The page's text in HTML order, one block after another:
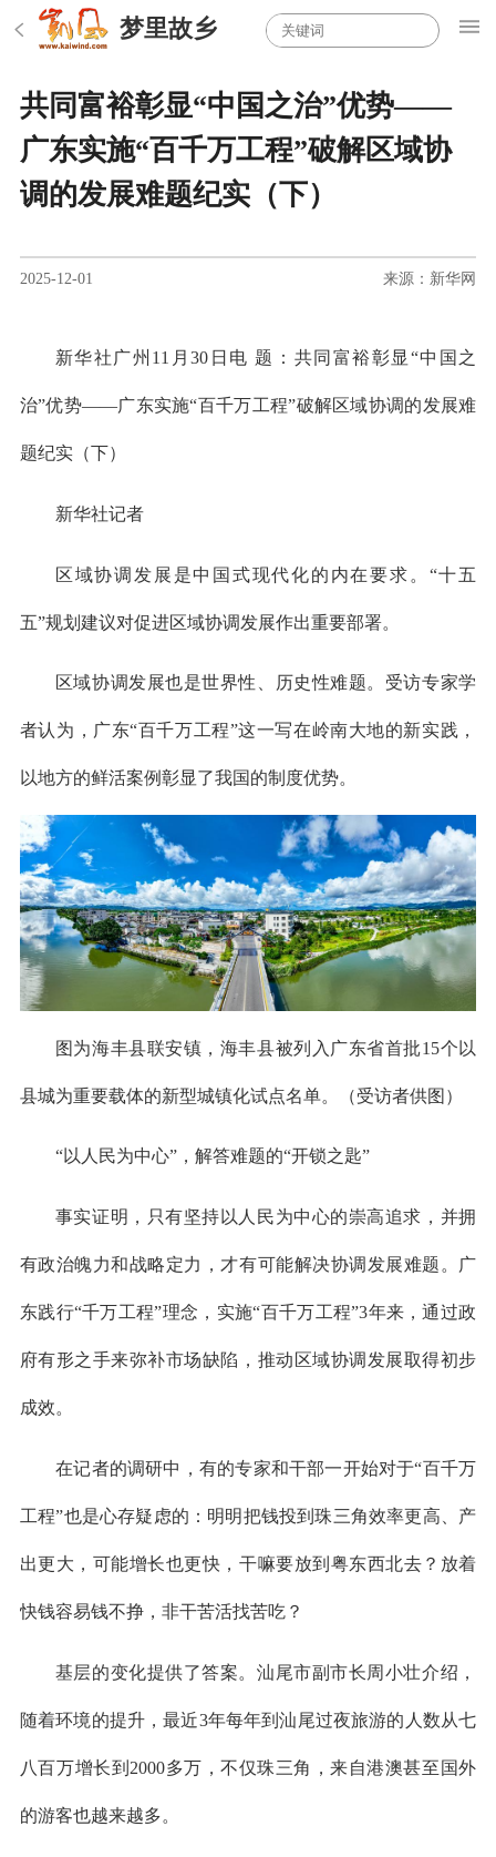
梦里故乡
共同富裕彰显“中国之治”优势——
广东实施“百千万工程”破解区域协
调的发展难题纪实（下）
2025-12-01 来源：新华网
新华社广州11月30日电 题：共同富裕彰显“中国之
治”优势——广东实施“百千万工程”破解区域协调的发展难
题纪实（下）
新华社记者
区域协调发展是中国式现代化的内在要求。“十五
五”规划建议对促进区域协调发展作出重要部署。
区域协调发展也是世界性、历史性难题。受访专家学
者认为，广东“百千万工程”这一写在岭南大地的新实践，
以地方的鲜活案例彰显了我国的制度优势。
图为海丰县联安镇，海丰县被列入广东省首批15个以
县城为重要载体的新型城镇化试点名单。（受访者供图）
“以人民为中心”，解答难题的“开锁之匙”
事实证明，只有坚持以人民为中心的崇高追求，并拥
有政治魄力和战略定力，才有可能解决协调发展难题。广
东践行“千万工程”理念，实施“百千万工程”3年来，通过政
府有形之手来弥补市场缺陷，推动区域协调发展取得初步
成效。
­在记者的调研中，有的专家和干部一开始对于“百千万
工程”也是心存疑虑的：明明把钱投到珠三角效率更高、产
出更大，可能增长也更快，干嘛要放到粤东西北去？放着
快钱容易钱不挣，非干苦活找苦吃？
基层的变化提供了答案。汕尾市副市长周小壮介绍，
随着环境的提升，最近3年每年到汕尾过夜旅游的人数从七
八百万增长到2000多万，不仅珠三角，来自港澳甚至国外
的游客也越来越多。